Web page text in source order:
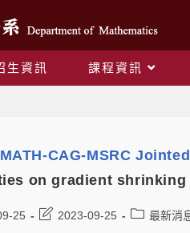
生資訊 課程資訊
CAG-MSRC
on gradient
25 2023-09-25 最新消